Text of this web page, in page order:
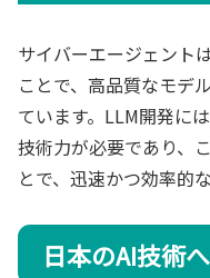
サイバーエージェント
ことで、高品質なモデ
ています。LLM開発に
技術力が必要であり、
とで、迅速かつ効率的
日本のAI技術